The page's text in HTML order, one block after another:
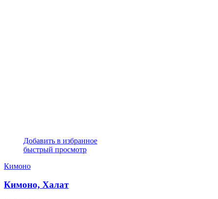
Добавить в избранное
быстрый просмотр
Кимоно
Кимоно, Халат